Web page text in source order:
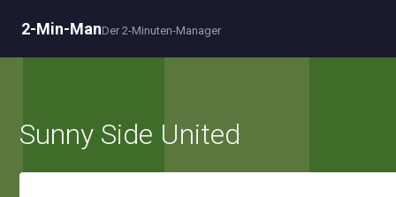
2-Min-ManDer 2-Minuten-Manager
Sunny Side United